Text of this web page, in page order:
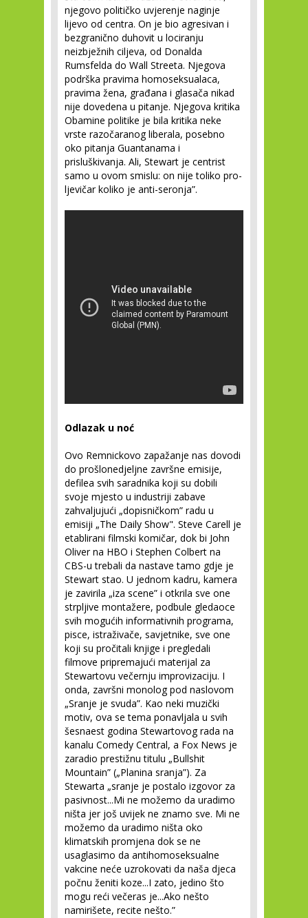
njegovo političko uvjerenje naginje
lijevo od centra. On je bio agresivan i
bezgranično duhovit u lociranju
neizbježnih ciljeva, od Donalda
Rumsfelda do Wall Streeta. Njegova
podrška pravima homoseksualaca,
pravima žena, građana i glasača nikad
nije dovedena u pitanje. Njegova kritika
Obamine politike je bila kritika neke
vrste razočaranog liberala, posebno
oko pitanja Guantanama i
prisluškivanja. Ali, Stewart je centrist
samo u ovom smislu: on nije toliko pro-
ljevičar koliko je anti-seronja”.
Odlazak u noć
Ovo Remnickovo zapažanje nas dovodi
do prošlonedjeljne završne emisije,
defilea svih saradnika koji su dobili
svoje mjesto u industriji zabave
zahvaljujući „dopisničkom” radu u
emisiji „The Daily Show". Steve Carell je
etablirani filmski komičar, dok bi John
Oliver na HBO i Stephen Colbert na
CBS-u trebali da nastave tamo gdje je
Stewart stao. U jednom kadru, kamera
je zavirila „iza scene” i otkrila sve one
strpljive montažere, podbule gledaoce
svih mogućih informativnih programa,
pisce, istraživače, savjetnike, sve one
koji su pročitali knjige i pregledali
filmove pripremajući materijal za
Stewartovu večernju improvizaciju. I
onda, završni monolog pod naslovom
„Sranje je svuda”. Kao neki muzički
motiv, ova se tema ponavljala u svih
šesnaest godina Stewartovog rada na
kanalu Comedy Central, a Fox News je
zaradio prestižnu titulu „Bullshit
Mountain” („Planina sranja”). Za
Stewarta „sranje je postalo izgovor za
pasivnost...Mi ne možemo da uradimo
ništa jer još uvijek ne znamo sve. Mi ne
možemo da uradimo ništa oko
klimatskih promjena dok se ne
usaglasimo da antihomoseksualne
vakcine neće uzrokovati da naša djeca
počnu ženiti koze...I zato, jedino što
mogu reći večeras je...Ako nešto
namirišete, recite nešto.”